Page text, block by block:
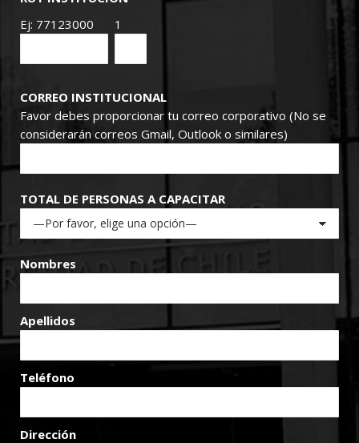
Ej: 77123000
1
CORREO INSTITUCIONAL
Favor debes proporcionar tu correo corporativo (No se
considerarán correos Gmail, Outlook o similares)
TOTAL DE PERSONAS A CAPACITAR
Nombres
Apellidos
Teléfono
Dirección